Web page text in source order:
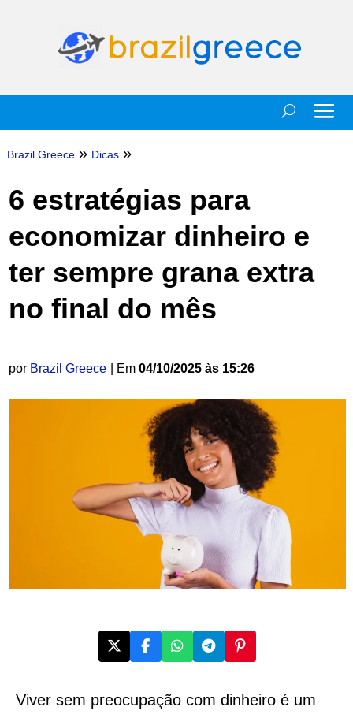
Brazil Greece » Dicas »
6 estratégias para
economizar dinheiro e
ter sempre grana extra
no final do mês
por Brazil Greece | Em 04/10/2025 às 15:26
Viver sem preocupação com dinheiro é um